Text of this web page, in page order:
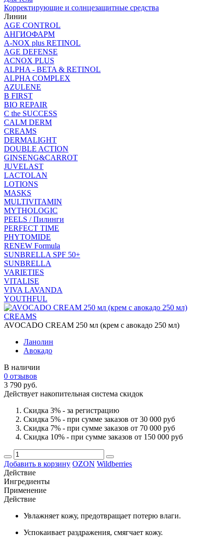
Корректирующие и солнцезащитные средства
Линии
AGE CONTROL
АНГИОФАРМ
A-NOX plus RETINOL
AGE DEFENSE
ACNOX PLUS
ALPHA - BETA & RETINOL
ALPHA COMPLEX
AZULENE
B FIRST
BIO REPAIR
C the SUCCESS
CALM DERM
CREAMS
DERMALIGHT
DOUBLE ACTION
GINSENG&CARROT
JUVELAST
LACTOLAN
LOTIONS
MASKS
MULTIVITAMIN
MYTHOLOGIC
PEELS / Пилинги
PERFECT TIME
PHYTOMIDE
RENEW Formula
SUNBRELLA SPF 50+
SUNBRELLA
VARIETIES
VITALISE
VIVA LAVANDA
YOUTHFUL
CREAMS
AVOCADO CREAM 250 мл (крем с авокадо 250 мл)
Ланолин
Авокадо
В наличии
0 отзывов
3 790 руб.
Действует накопительная система скидок
Скидка 3% - за регистрацию
Скидка 5% - при сумме заказов от 30 000 руб
Скидка 7% - при сумме заказов от 70 000 руб
Скидка 10% - при сумме заказов от 150 000 руб
Добавить в корзину OZON Wildberries
Действие
Ингредиенты
Применение
Действие
Увлажняет кожу, предотвращает потерю влаги.
Успокаивает раздражения, смягчает кожу.